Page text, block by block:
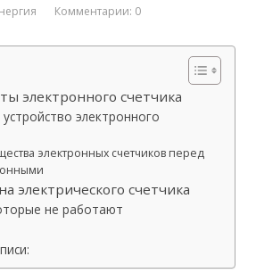
Комментарии: 0
электронного счетчика
электронного
электронных счетчиков перед
электрического счетчика
не работают